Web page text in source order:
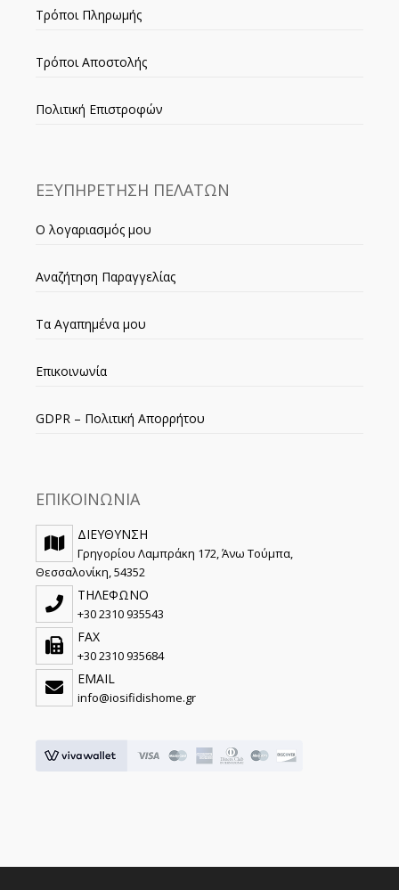
Τρόποι Πληρωμής
Τρόποι Αποστολής
Πολιτική Επιστροφών
ΕΞΥΠΗΡΕΤΗΣΗ ΠΕΛΑΤΩΝ
Ο λογαριασμός μου
Αναζήτηση Παραγγελίας
Τα Αγαπημένα μου
Επικοινωνία
GDPR – Πολιτική Απορρήτου
ΕΠΙΚΟΙΝΩΝΙΑ
ΔΙΕΥΘΥΝΣΗ
Γρηγορίου Λαμπράκη 172, Άνω Τούμπα,
Θεσσαλονίκη, 54352
ΤΗΛΕΦΩΝΟ
+30 2310 935543
FAX
+30 2310 935684
EMAIL
info@iosifidishome.gr